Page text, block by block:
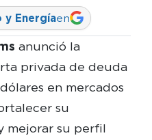
y Energíaen
anunció la
privada de deuda
en mercados
su
mejorar su perfil